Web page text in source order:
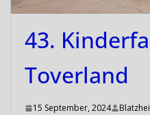
43.
Toverland
15 September, 2024